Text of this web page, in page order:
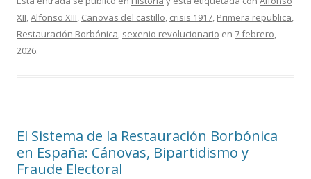
XII,Alfonso XIII, Canovas del castillo, crisis 1917, Primera republica,
Restauración Borbónica, sexenio revolucionario en 7 febrero,
2026.
El Sistema de la Restauración Borbónica
en España: Cánovas, Bipartidismo y
Fraude Electoral